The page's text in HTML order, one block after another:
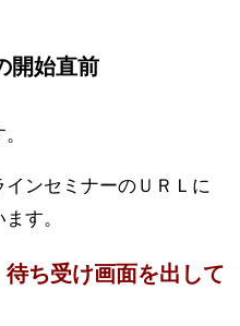
開始直前
ンセミナーのＵＲＬに
す。
待ち受け画面を出して